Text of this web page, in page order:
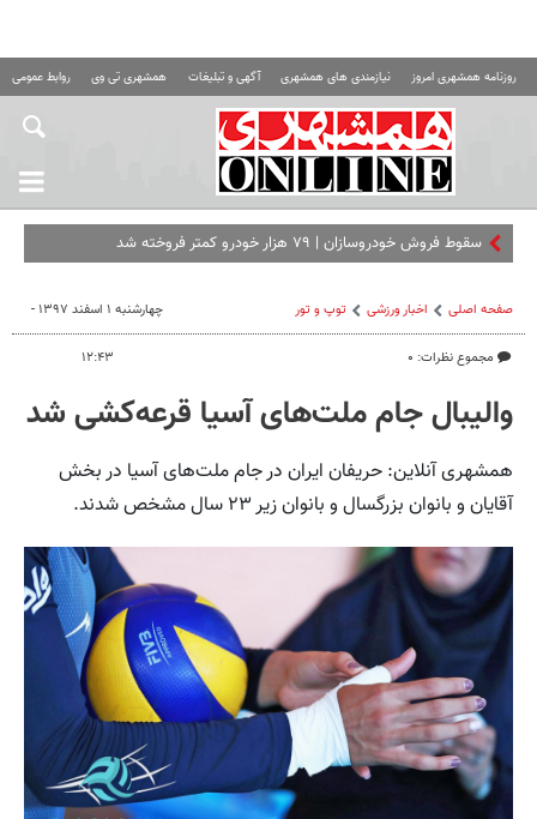
روزنامه همشهری امروز نیازمندی های همشهری آگهی و تبلیغات همشهری تی وی روابط عمومی
سقوط فروش خودروسازان | ۷۹ هزار خودرو کمتر فروخته شد
صفحه اصلی اخبار ورزشی توپ و تور
مجموع نظرات: ۰
چهارشنبه ۱ اسفند ۱۳۹۷ -
۱۲:۴۳
والیبال جام ملت‌های آسیا قرعه‌کشی شد
همشهری آنلاین: حریفان ایران در جام ملت‌های آسیا در بخش
آقایان و بانوان بزرگسال و بانوان زیر ۲۳ سال مشخص شدند.